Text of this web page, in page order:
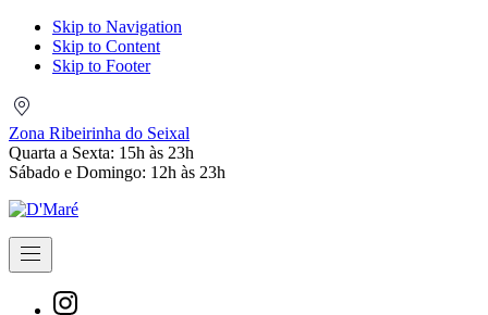
Skip to Navigation
Skip to Content
Skip to Footer
do
Seixal
Zona Ribeirinha do Seixal
Quarta a Sexta: 15h às 23h
Sábado e Domingo: 12h às 23h
Navigation